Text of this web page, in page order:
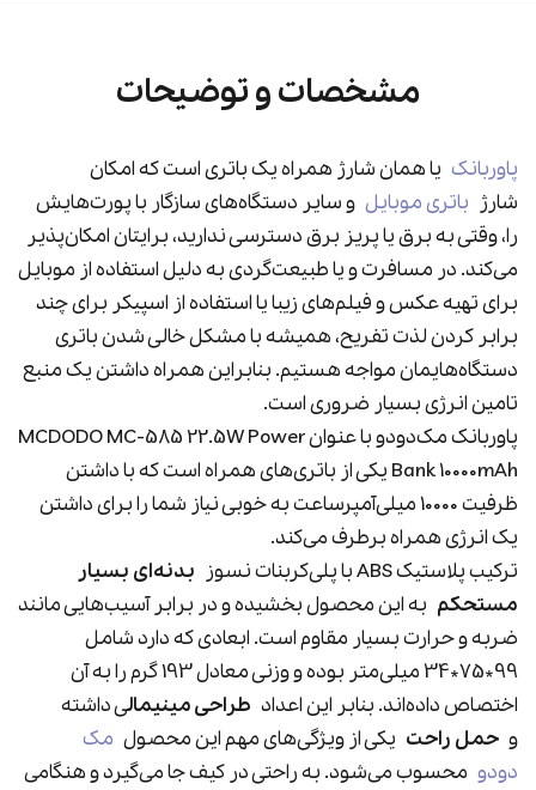
مشخصات و توضیحات
پاوربانک یا همان شارژ همراه یک باتری است که امکان
شارژ باتری موبایل و سایر دستگاه‌های سازگار با پورت‌هایش
را، وقتی به برق یا پریز برق دسترسی ندارید، برایتان امکان‌پذیر
می‌کند. در مسافرت و یا طبیعت‌گردی به دلیل استفاده از موبایل
برای تهیه عکس و فیلم‌های زیبا یا استفاده از اسپیکر برای چند
برابر کردن لذت تفریح، همیشه با مشکل خالی شدن باتری
دستگاه‌هایمان مواجه هستیم. بنابراین همراه داشتن یک منبع
تامین انرژی بسیار ضروری است.
پاوربانک مک‌دودو با عنوان MCDODO MC-585 22.5W Power
Bank 10000mAh یکی از باتری‌های همراه است که با داشتن
ظرفیت 10000 میلی‌آمپرساعت به خوبی نیاز شما را برای داشتن
یک انرژی همراه برطرف می‌کند.
ترکیب پلاستیک ABS با پلی‌کربنات نسوز
بدنه‌ای بسیار
مستحکم به این محصول بخشیده و در برابر آسیب‌هایی مانند
ضربه و حرارت بسیار مقاوم است. ابعادی که دارد شامل
99*75*34 میلی‌متر بوده و وزنی معادل 193 گرم را به آن
اختصاص داده‌اند. بنابر این اعداد طراحی مینیمالی داشته
و حمل راحت یکی از ویژگی‌های مهم این محصول مک
دودو محسوب می‌شود. به راحتی در کیف جا می‌گیرد و هنگامی